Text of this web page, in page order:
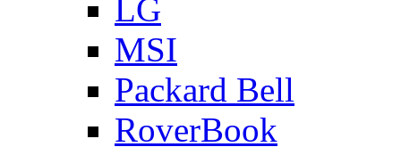
LG
MSI
Packard Bell
RoverBook